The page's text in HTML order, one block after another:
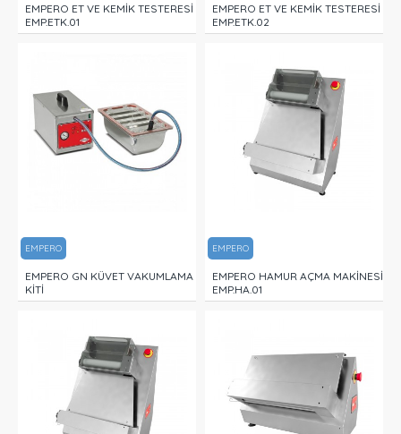
EMPERO ET VE KEMİK TESTERESİ
EMP.ETK.01
EMPERO ET VE KEMİK TESTERESİ
EMP.ETK.02
EMPERO
EMPERO GN KÜVET VAKUMLAMA
KİTİ
EMPERO
EMPERO HAMUR AÇMA MAKİNESİ
EMP.HA.01